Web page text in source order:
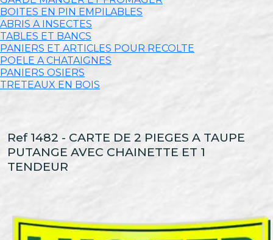
BOITES EN PIN EMPILABLES
ABRIS A INSECTES
TABLES ET BANCS
PANIERS ET ARTICLES POUR RECOLTE
POELE A CHATAIGNES
PANIERS OSIERS
TRETEAUX EN BOIS
Ref 1482 - CARTE DE 2 PIEGES A TAUPE
PUTANGE AVEC CHAINETTE ET 1
TENDEUR